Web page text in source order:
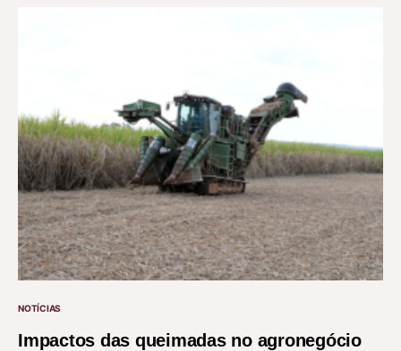
NOTÍCIAS
Impactos das queimadas no agronegócio